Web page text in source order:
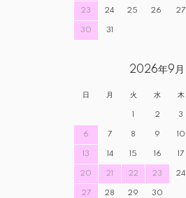
23 24 25 26 27
30 31
2026年9月
日 月 火 水 木
1 2 3
6 7 8 9 10
13 14 15 16 17
20 21 22 23 24
27 28 29 30